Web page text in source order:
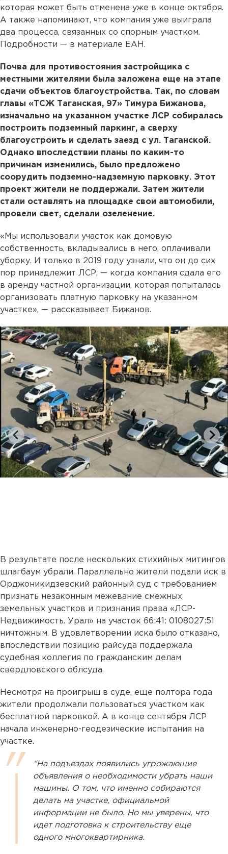
которая может быть отменена уже в конце октября.
А также напоминают, что компания уже выиграла
два процесса, связанных со спорным участком.
Подробности — в материале ЕАН.
Почва для противостояния застройщика с
местными жителями была заложена еще на этапе
сдачи объектов благоустройства. Так, по словам
главы «ТСЖ Таганская, 97» Тимура Бижанова,
изначально на указанном участке ЛСР собиралась
построить подземный паркинг, а сверху
благоустроить и сделать заезд с ул. Таганской.
Однако впоследствии планы по каким-то
причинам изменились, было предложено
соорудить подземно-надземную парковку. Этот
проект жители не поддержали. Затем жители
стали оставлять на площадке свои автомобили,
провели свет, сделали озеленение.
«Мы использовали участок как домовую
собственность, вкладывались в него, оплачивали
уборку. И только в 2019 году узнали, что он до сих
пор принадлежит ЛСР, — когда компания сдала его
в аренду частной организации, которая попыталась
организовать платную парковку на указанном
участке», — рассказывает Бижанов.
В результате после нескольких стихийных митингов
шлагбаум убрали. Параллельно жители подали иск в
Орджоникидзевский районный суд с требованием
признать незаконным межевание смежных
земельных участков и признания права «ЛСР-
Недвижимость. Урал» на участок 66:41: 0108027:51
ничтожным. В удовлетворении иска было отказано,
впоследствии позицию райсуда поддержала
судебная коллегия по гражданским делам
свердловского облсуда.
Несмотря на проигрыш в суде, еще полтора года
жители продолжали пользоваться участком как
бесплатной парковкой. А в конце сентября ЛСР
начала инженерно-геодезические испытания на
участке.
“На подъездах появились угрожающие
объявления о необходимости убрать наши
машины. О том, что именно собираются
делать на участке, официальной
информации не было. Но мы уверены, что
идет подготовка к строительству еще
одного многоквартирника.